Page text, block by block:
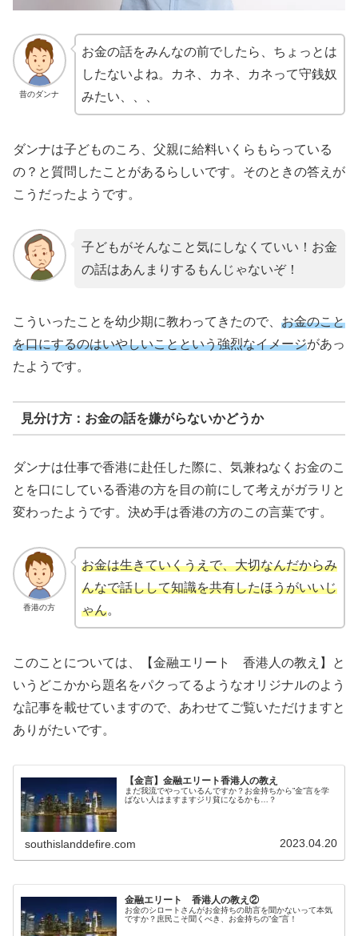
昔のダンナ
お金の話をみんなの前でしたら、ちょっとは
したないよね。カネ、カネ、カネって守銭奴
みたい、、、
ダンナは子どものころ、父親に給料いくらもらっている
の？と質問したことがあるらしいです。そのときの答えが
こうだったようです。
子どもがそんなこと気にしなくていい！お金
の話はあんまりするもんじゃないぞ！
こういったことを幼少期に教わってきたので、 お金のこと
を口にするのはいやしいことという強烈なイメージがあっ
たようです。
見分け方：お金の話を嫌がらないかどうか
ダンナは仕事で香港に赴任した際に、気兼ねなくお金のこ
とを口にしている香港の方を目の前にして考えがガラリと
変わったようです。決め手は香港の方のこの言葉です。
香港の方
お金は生きていくうえで、大切なんだからみ
んなで話しして知識を共有したほうがいいじ
ゃん。
このことについては、【金融エリート 香港人の教え】と
いうどこかから題名をパクってるようなオリジナルのよう
な記事を載せていますので、あわせてご覧いただけますと
ありがたいです。
【金言】金融エリート香港人の教え
まだ我流でやっているんですか？お金持ちから”金”言を学
ばない人はますますジリ貧になるかも…？
southislanddefire.com 2023.04.20
金融エリート 香港人の教え②
お金のシロートさんがお金持ちの助言を聞かないって本気
ですか？庶民こそ聞くべき、お金持ちの”金”言！